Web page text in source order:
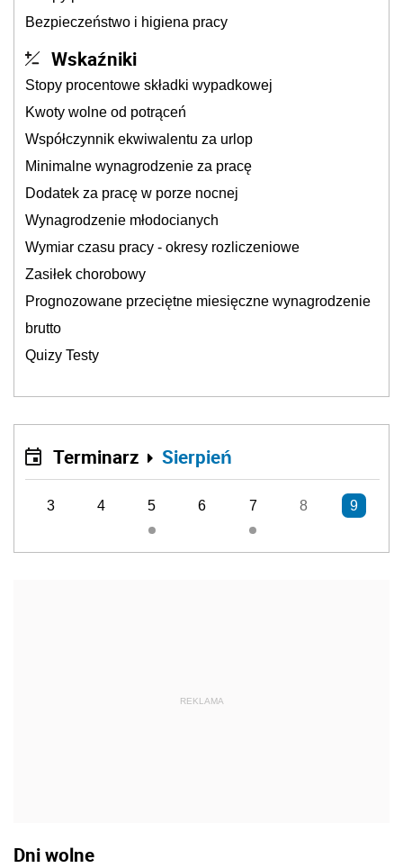
Bezpieczeństwo i higiena pracy
Wskaźniki
Stopy procentowe składki wypadkowej
Kwoty wolne od potrąceń
Współczynnik ekwiwalentu za urlop
Minimalne wynagrodzenie za pracę
Dodatek za pracę w porze nocnej
Wynagrodzenie młodocianych
Wymiar czasu pracy - okresy rozliczeniowe
Zasiłek chorobowy
Prognozowane przeciętne miesięczne wynagrodzenie
brutto
Quizy Testy
Terminarz Sierpień
3 4 5 6 7 8 9
REKLAMA
Dni wolne